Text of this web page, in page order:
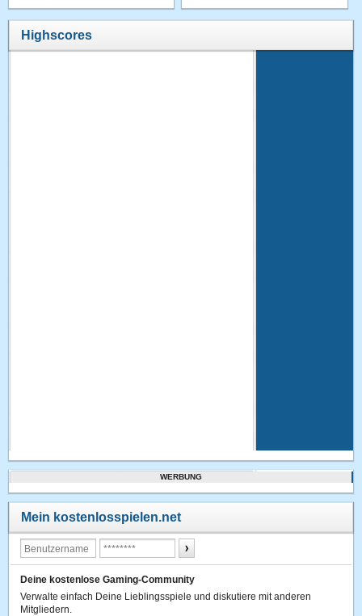
Highscores
WERBUNG
Mein kostenlosspielen.net
Deine kostenlose Gaming-Community
Verwalte einfach Deine Lieblingsspiele und diskutiere mit anderen
Mitgliedern.